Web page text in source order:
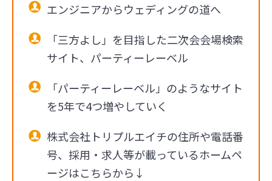
エンジニアからウェディングの道へ
「三方よし」を目指した二次会会場検索
サイト、パーティーレーベル
「パーティーレーベル」のようなサイト
を5年で4つ増やしていく
株式会社トリプルエイチの住所や電話番
号、採用・求人等が載っているホームペ
ージはこちらから↓